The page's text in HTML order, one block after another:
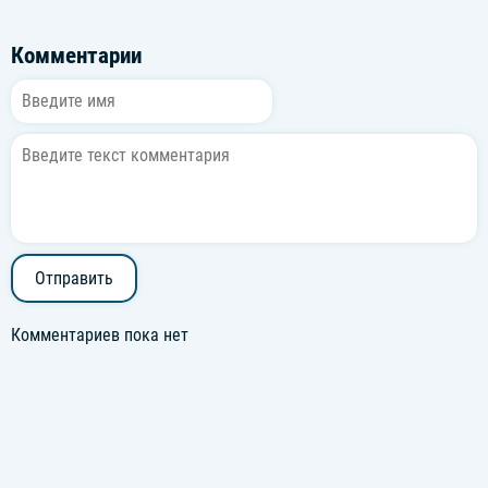
Комментарии
Отправить
Комментариев пока нет